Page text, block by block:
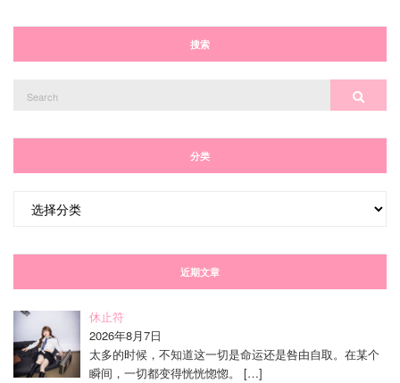
搜索
分类
近期文章
休止符
2026年8月7日
太多的时候，不知道这一切是命运还是咎由自取。在某个
瞬间，一切都变得恍恍惚惚。 […]